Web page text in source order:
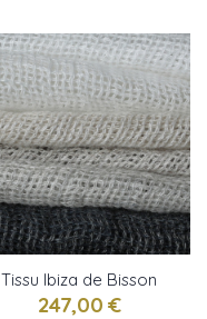
Tissu Ibiza de Bisson
Bruneel
247,00 €